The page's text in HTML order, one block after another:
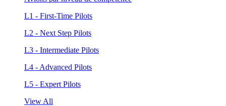
L1 - First-Time Pilots
L2 - Next Step Pilots
L3 - Intermediate Pilots
L4 - Advanced Pilots
L5 - Expert Pilots
View All